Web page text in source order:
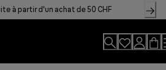
à partir d'un achat de 50 CHF